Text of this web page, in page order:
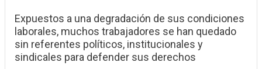
Expuestos a una degradación de sus condiciones
laborales, muchos trabajadores se han quedado
sin referentes políticos, institucionales y
sindicales para defender sus derechos